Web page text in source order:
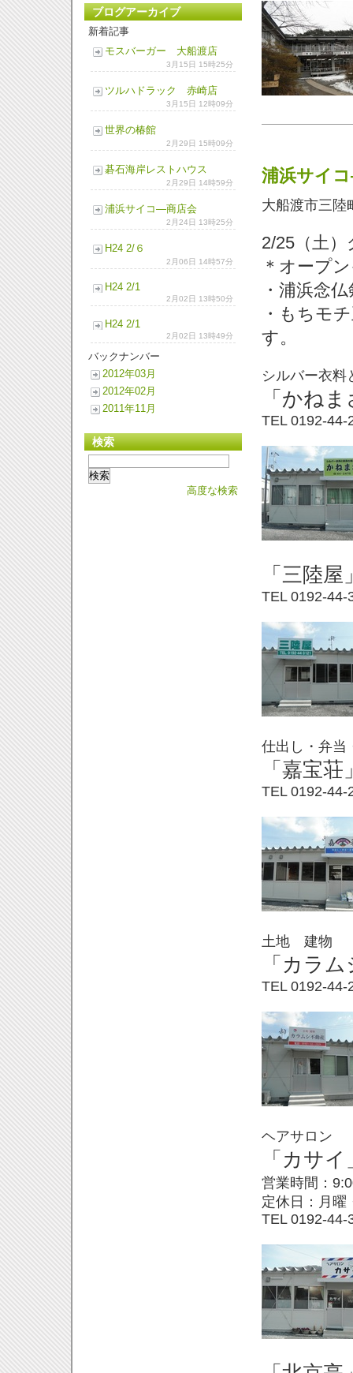
浦浜サイ
大船渡市三陸
2/25（土
＊オープ
・浦浜念
・もちモ
す。
シルバー衣料
「かね
TEL 0192-44-
「三陸屋
TEL 0192-44-
仕出し・弁当
「嘉宝荘
TEL 0192-44-
土地 建物
「カラ
TEL 0192-44-
ヘアサロン
「カサイ
営業時間：9:
定休日：月曜
TEL 0192-44-
ブログアーカイブ
新着記事
モスバーガー 大船渡店
3月15日 15時25分
ツルハドラック 赤崎店
3月15日 12時09分
世界の椿館
2月29日 15時09分
碁石海岸レストハウス
2月29日 14時59分
浦浜サイコ―商店会
2月24日 13時25分
H24 2/ ６
2月06日 14時57分
H24 2/1
2月02日 13時50分
H24 2/1
2月02日 13時49分
バックナンバー
2012年03月
2012年02月
2011年11月
検索
高度な検索